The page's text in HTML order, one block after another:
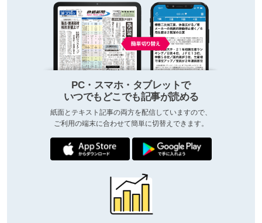
PC・スマホ・タブレットで
いつでもどこでも記事が読める
紙面とテキスト記事の両方を配信していますので、
ご利用の端末に合わせて簡単に切替えできます。